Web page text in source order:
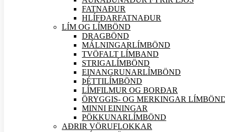
FATNAÐUR
HLÍFÐARFATNAÐUR
LÍM OG LÍMBÖND
DRAGBÖND
MÁLNINGARLÍMBÖND
TVÖFALT LÍMBAND
STRIGALÍMBÖND
EINANGRUNARLÍMBÖND
ÞÉTTILÍMBÖND
LÍMFILMUR OG BORÐAR
ÖRYGGIS- OG MERKINGAR
MINNI EININGAR
PÖKKUNARLÍMBÖND
AÐRIR VÖRUFLOKKAR